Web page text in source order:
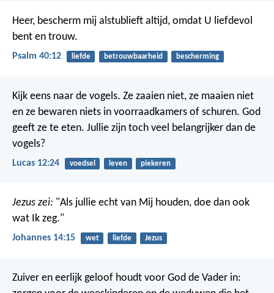
Heer, bescherm mij alstublieft altijd, omdat U liefdevol
bent en trouw.
Psalm 40:12 liefde betrouwbaarheid bescherming
Kijk eens naar de vogels. Ze zaaien niet, ze maaien niet
en ze bewaren niets in voorraadkamers of schuren. God
geeft ze te eten. Jullie zijn toch veel belangrijker dan de
vogels?
Lucas 12:24 voedsel leven piekeren
Jezus zei: "Als jullie echt van Mij houden, doe dan ook
wat Ik zeg."
Johannes 14:15 wet liefde Jezus
Zuiver en eerlijk geloof houdt voor God de Vader in: